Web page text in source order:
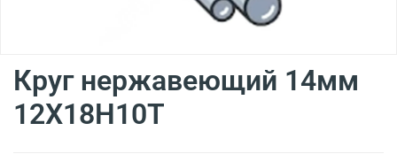
Круг нержавеющий 14мм
12Х18Н10Т